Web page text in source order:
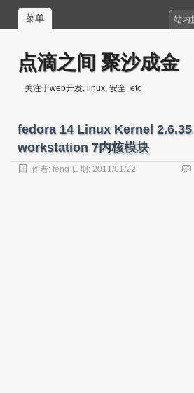
菜单
点滴之间 聚沙成金
关注于web开发, linux, 安全. etc
fedora 14 Linux Kernel
workstation 7内核模块
作者: feng 日期: 2011/01/22